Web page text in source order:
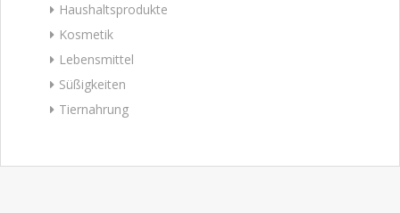
Haushaltsprodukte
Kosmetik
Lebensmittel
Süßigkeiten
Tiernahrung